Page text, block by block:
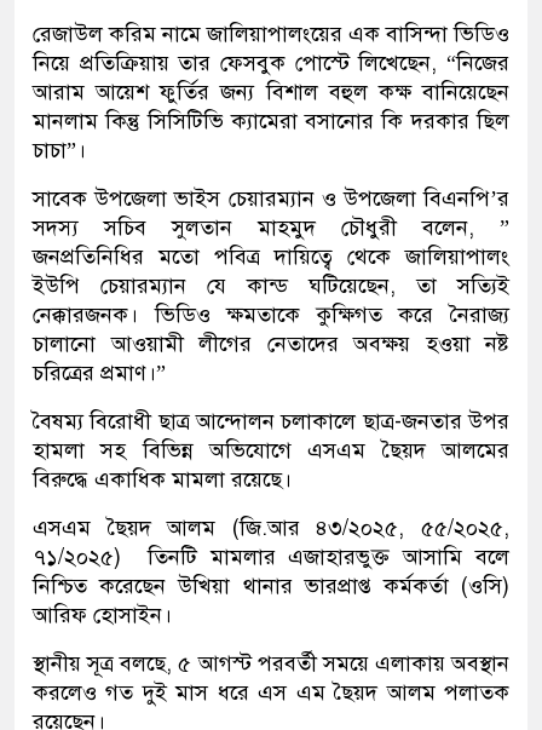
রেজাউল করিম নামে জালিয়াপালংয়ের এক বাসিন্দা ভিডিও
নিয়ে প্রতিক্রিয়ায় তার ফেসবুক পোস্টে লিখেছেন, “নিজের
আরাম আয়েশ ফুর্তির জন্য বিশাল বহুল কক্ষ বানিয়েছেন
মানলাম কিন্তু সিসিটিভি ক্যামেরা বসানোর কি দরকার ছিল
চাচা”।
সাবেক উপজেলা ভাইস চেয়ারম্যান ও উপজেলা বিএনপি’র
সদস্য সচিব সুলতান মাহমুদ চৌধুরী বলেন, ”
জনপ্রতিনিধির মতো পবিত্র দায়িত্বে থেকে জালিয়াপালং
ইউপি চেয়ারম্যান যে কান্ড ঘটিয়েছেন, তা সত্যিই
নেক্কারজনক। ভিডিও ক্ষমতাকে কুক্ষিগত করে নৈরাজ্য
চালানো আওয়ামী লীগের নেতাদের অবক্ষয় হওয়া নষ্ট
চরিত্রের প্রমাণ।”
বৈষম্য বিরোধী ছাত্র আন্দোলন চলাকালে ছাত্র-জনতার উপর
হামলা সহ বিভিন্ন অভিযোগে এসএম ছৈয়দ আলমের
বিরুদ্ধে একাধিক মামলা রয়েছে।
এসএম ছৈয়দ আলম (জি.আর ৪৩/২০২৫, ৫৫/২০২৫,
৭১/২০২৫) তিনটি মামলার এজাহারভুক্ত আসামি বলে
নিশ্চিত করেছেন উখিয়া থানার ভারপ্রাপ্ত কর্মকর্তা (ওসি)
আরিফ হোসাইন।
স্থানীয় সূত্র বলছে, ৫ আগস্ট পরবর্তী সময়ে এলাকায় অবস্থান
করলেও গত দুই মাস ধরে এস এম ছৈয়দ আলম পলাতক
রয়েছেন।